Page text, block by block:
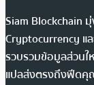
Siam Blockchain
Cryptocurrency แล
รวบรวมข้อมูลส่วนใ
แปลส่งตรงถึงฟีด